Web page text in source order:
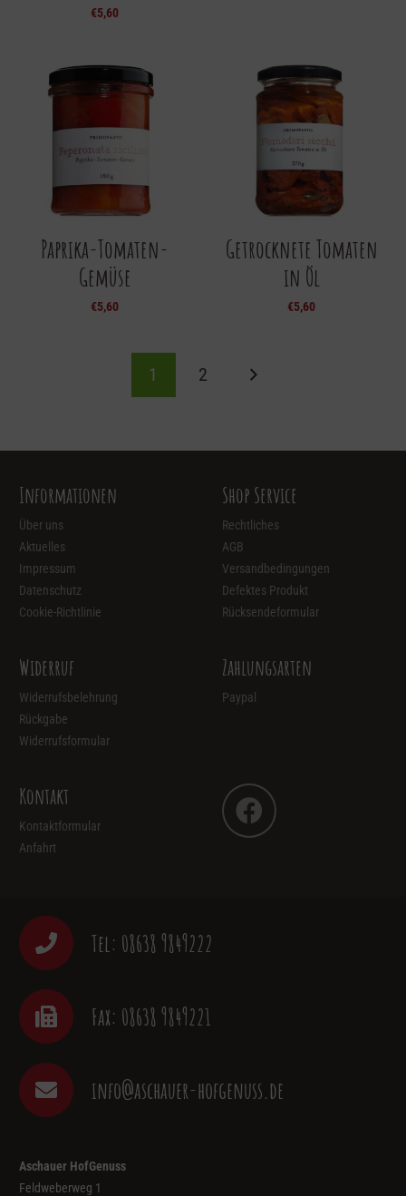
€5,60
Paprika-Tomaten-
Gemüse
€5,60
Getrocknete Tomaten
in Öl
€5,60
1 2
Informationen
Über uns
Aktuelles
Impressum
Datenschutz
Cookie-Richtlinie
Shop Service
Rechtliches
AGB
Versandbedingungen
Defektes Produkt
Rücksendeformular
Widerruf
Widerrufsbelehrung
Rückgabe
Widerrufsformular
Zahlungsarten
Paypal
Kontakt
Kontaktformular
Anfahrt
Tel: 08638 9849222
Fax: 08638 9849221
info@aschauer-hofgenuss.de
Aschauer HofGenuss
Feldweberweg 1